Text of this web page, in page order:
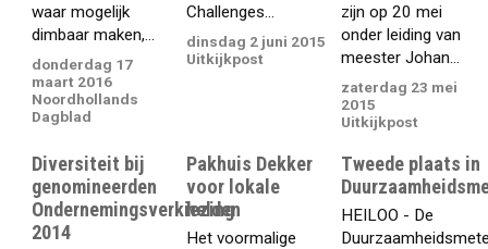
waar mogelijk
dimbaar maken,...
donderdag 17
maart 2016
Noordhollands
Dagblad
Challenges...
dinsdag 2 juni 2015
Uitkijkpost
zijn op 20 mei
onder leiding van
meester Johan...
zaterdag 23 mei
2015
Uitkijkpost
Diversiteit bij
genomineerden
Ondernemingsverkiezing
2014
Pakhuis Dekker
voor lokale
helden
Het voormalige
Tweede plaats in
HEILOO - De